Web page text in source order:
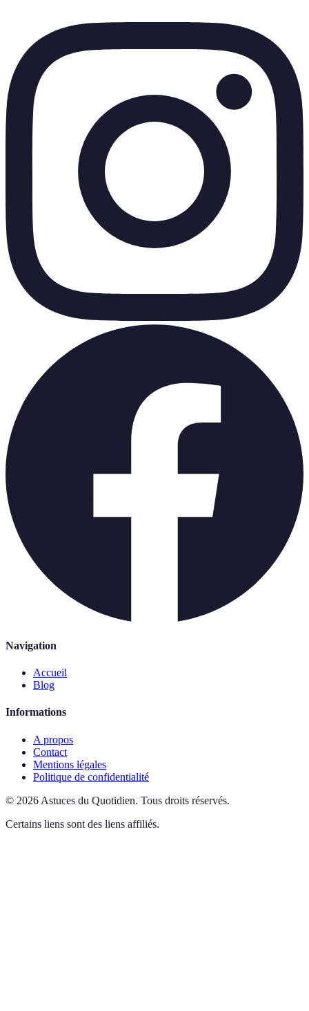
Navigation
Accueil
Blog
Informations
A propos
Contact
Mentions légales
Politique de confidentialité
© 2026 Astuces du Quotidien. Tous droits réservés.
Certains liens sont des liens affiliés.